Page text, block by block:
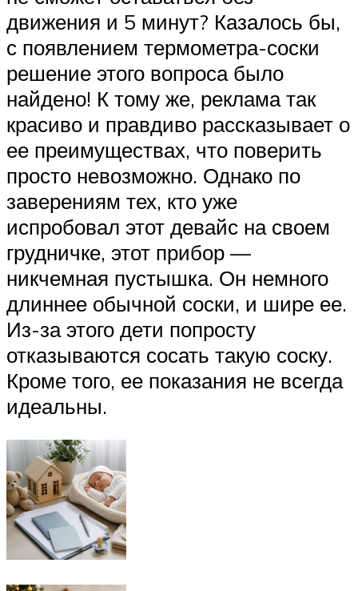
движения и 5 минут? Казалось бы,
с появлением термометра-соски
решение этого вопроса было
найдено! К тому же, реклама так
красиво и правдиво рассказывает о
ее преимуществах, что поверить
просто невозможно. Однако по
заверениям тех, кто уже
испробовал этот девайс на своем
грудничке, этот прибор —
никчемная пустышка. Он немного
длиннее обычной соски, и шире ее.
Из-за этого дети попросту
отказываются сосать такую соску.
Кроме того, ее показания не всегда
идеальны.